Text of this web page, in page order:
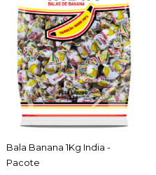
R$14,59
COMPRAR
COMPARAR
LISTA DE DESEJO
INDIA
Bala Banana 1Kg India -
ACESSAR
Bala Banana 1Kg India -
Pacote